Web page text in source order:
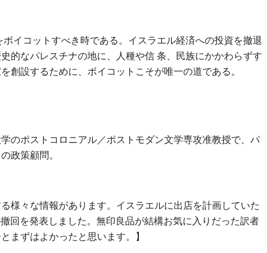
イコットすべき時である。イスラエル経済への投資を撤退
的なパレスチナの地に、人種や信 条、民族にかかわらずす
創設するために、ボイコットこそが唯一の道である。
のポストコロニアル／ポストモダン文学専攻准教授で、パ
政策顧問。
様々な情報があります。イスラエルに出店を計画していた
回を発表しました。無印良品が結構お気に入りだった訳者
まずはよかったと思います。】